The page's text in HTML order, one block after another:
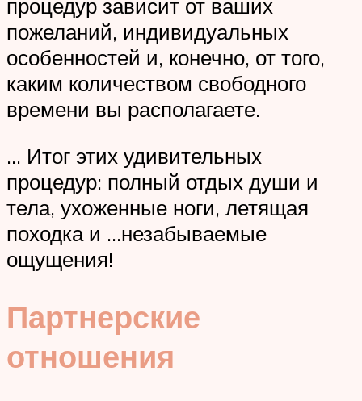
процедур зависит от ваших
пожеланий, индивидуальных
особенностей и, конечно, от того,
каким количеством свободного
времени вы располагаете.
… Итог этих удивительных
процедур: полный отдых души и
тела, ухоженные ноги, летящая
походка и …незабываемые
ощущения!
Партнерские
отношения